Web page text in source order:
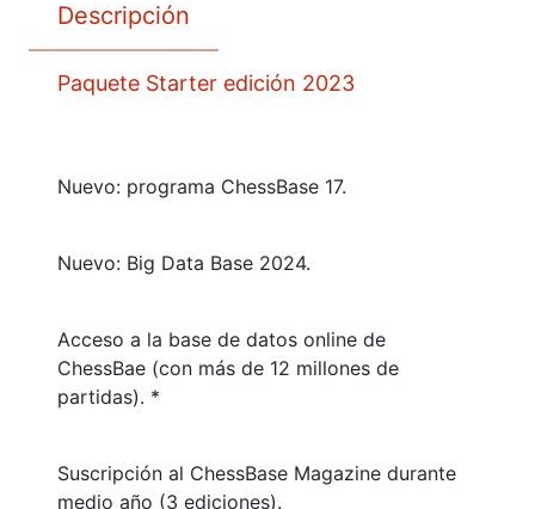
Descripción
Paquete Starter edición 2023
Nuevo: programa ChessBase 17.
Nuevo: Big Data Base 2024.
Acceso a la base de datos online de
ChessBae (con más de 12 millones de
partidas). *
Suscripción al ChessBase Magazine durante
medio año (3 ediciones).